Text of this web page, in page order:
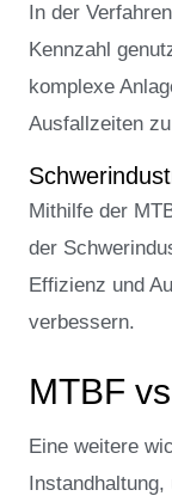
In der
Kennzahl
komplexe
Ausfallzeiten
Mithilfe der
der
Effizienz und
verbessern.
MTBF
Eine weitere